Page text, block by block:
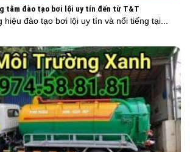
tâm đào tạo bơi lội uy tín đến từ T&T
hiệu đào tạo bơi lội uy tín và nổi tiếng tại...